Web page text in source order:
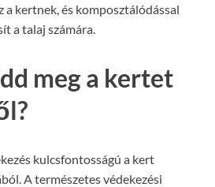
a kertnek, és komposztálódással
a talaj számára.
meg a kertet
kulcsfontosságú a kert
A természetes védekezési